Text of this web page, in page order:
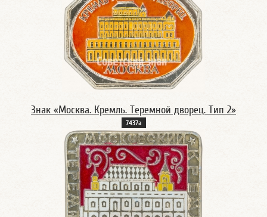
Знак «Москва. Кремль. Теремной дворец. Тип 2»
7437а